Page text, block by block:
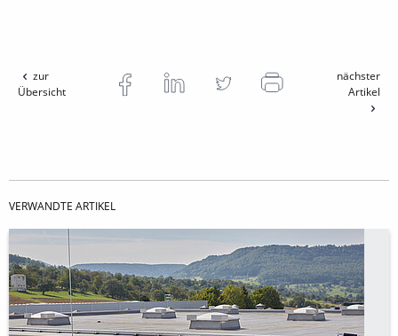
zur
Übersicht
nächster
Artikel
VERWANDTE ARTIKEL